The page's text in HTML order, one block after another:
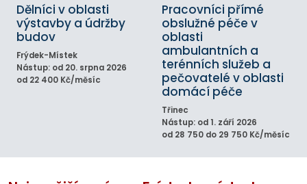
Dělníci v oblasti
výstavby a údržby
budov
Frýdek-Místek
Nástup: od 20. srpna 2026
od 22 400 Kč/měsíc
Pracovníci přímé
obslužné péče v
oblasti
ambulantních a
terénních služeb a
pečovatelé v oblasti
domácí péče
Třinec
Nástup: od 1. září 2026
od 28 750 do 29 750 Kč/měsíc